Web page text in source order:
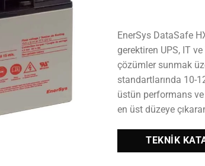
EnerSys DataSafe
gerektiren UPS, IT
çözümler sunmak
standartlarında 10-
üstün performans
en üst düzeye
TEKNIK